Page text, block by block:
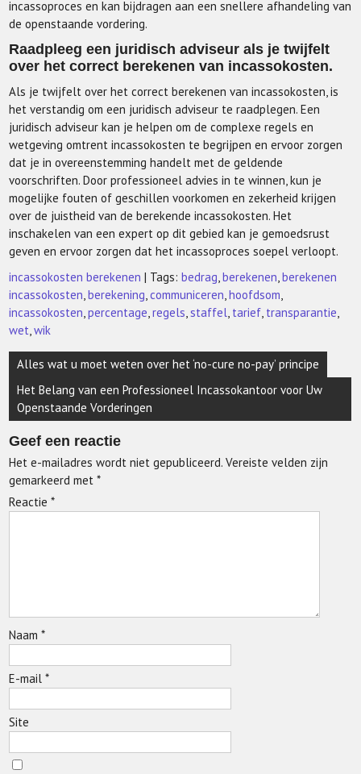
incassoproces en kan bijdragen aan een snellere afhandeling van
de openstaande vordering.
Raadpleeg een juridisch adviseur als je twijfelt
over het correct berekenen van incassokosten.
Als je twijfelt over het correct berekenen van incassokosten, is
het verstandig om een juridisch adviseur te raadplegen. Een
juridisch adviseur kan je helpen om de complexe regels en
wetgeving omtrent incassokosten te begrijpen en ervoor zorgen
dat je in overeenstemming handelt met de geldende
voorschriften. Door professioneel advies in te winnen, kun je
mogelijke fouten of geschillen voorkomen en zekerheid krijgen
over de juistheid van de berekende incassokosten. Het
inschakelen van een expert op dit gebied kan je gemoedsrust
geven en ervoor zorgen dat het incassoproces soepel verloopt.
incassokosten berekenen | Tags:bedrag,berekenen,berekenen
incassokosten,berekening,communiceren,hoofdsom,
incassokosten,percentage,regels,staffel, tarief, transparantie,
wet,wik
Berichtnavigatie
Alles wat u moet weten over het ‘no-cure no-pay’ principe
Het Belang van een Professioneel Incassokantoor voor Uw
Openstaande Vorderingen
Geef een reactie
Het e-mailadres wordt niet gepubliceerd. Vereiste velden zijn
gemarkeerd met*
Reactie*
Naam*
E-mail*
Site